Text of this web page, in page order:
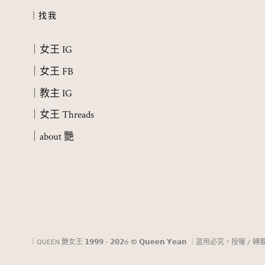
｜找我
｜女王 IG
｜女王 FB
｜教主 IG
｜女王 Threads
｜about 艷
｜QUEEN 艷女王 𝟭𝟵𝟵𝟵 - 𝟮𝟬𝟮6 © 𝗤𝘂𝗲𝗲𝗻 𝗬𝗲𝗮𝗻 ｜盜用必究，授權 / 轉載